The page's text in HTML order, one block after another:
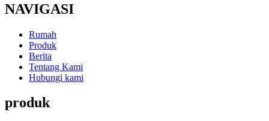
NAVIGASI
Rumah
Produk
Berita
Tentang Kami
Hubungi kami
produk